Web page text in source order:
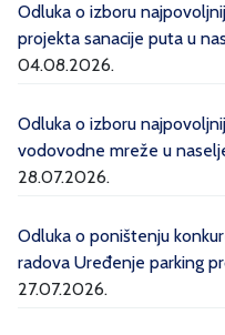
Odluka o izboru
projekta sanacije puta u
04.08.2026.
Odluka o izboru
vodovodne mreže u
28.07.2026.
Odluka o poništenju
radova Uređenje parking
27.07.2026.